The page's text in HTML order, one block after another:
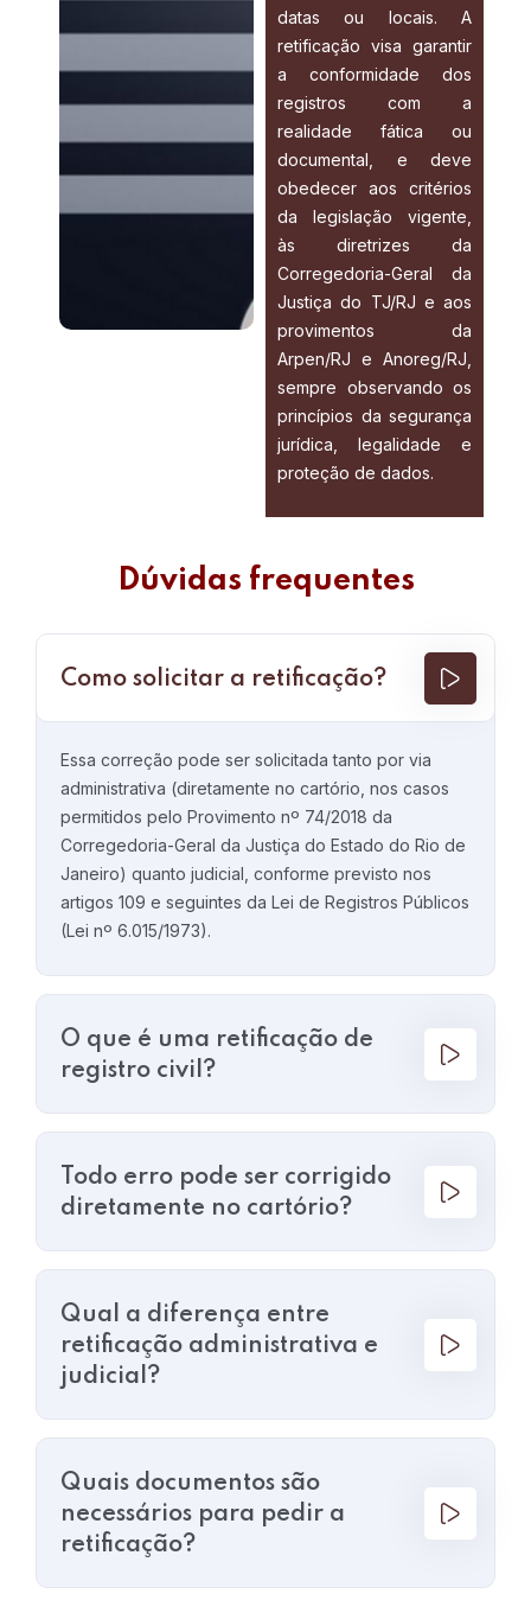
datas ou locais. A
retificação visa garantir
a conformidade dos
registros com a
realidade fática ou
documental, e deve
obedecer aos critérios
da legislação vigente,
às diretrizes da
Corregedoria-Geral da
Justiça do TJ/RJ e aos
provimentos da
Arpen/RJ e Anoreg/RJ,
sempre observando os
princípios da segurança
jurídica, legalidade e
proteção de dados.
Dúvidas frequentes
Como solicitar a retificação?
Essa correção pode ser solicitada tanto por via
administrativa (diretamente no cartório, nos casos
permitidos pelo Provimento nº 74/2018 da
Corregedoria-Geral da Justiça do Estado do Rio de
Janeiro) quanto judicial, conforme previsto nos
artigos 109 e seguintes da Lei de Registros Públicos
(Lei nº 6.015/1973).
O que é uma retificação de
registro civil?
Todo erro pode ser corrigido
diretamente no cartório?
Qual a diferença entre
retificação administrativa e
judicial?
Quais documentos são
necessários para pedir a
retificação?